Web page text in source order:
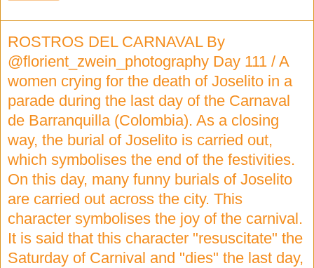
ROSTROS DEL CARNAVAL By
@florient_zwein_photography Day 111 / A
women crying for the death of Joselito in a
parade during the last day of the Carnaval
de Barranquilla (Colombia). As a closing
way, the burial of Joselito is carried out,
which symbolises the end of the festivities.
On this day, many funny burials of Joselito
are carried out across the city. This
character symbolises the joy of the carnival.
It is said that this character "resuscitate" the
Saturday of Carnival and "dies" the last day,